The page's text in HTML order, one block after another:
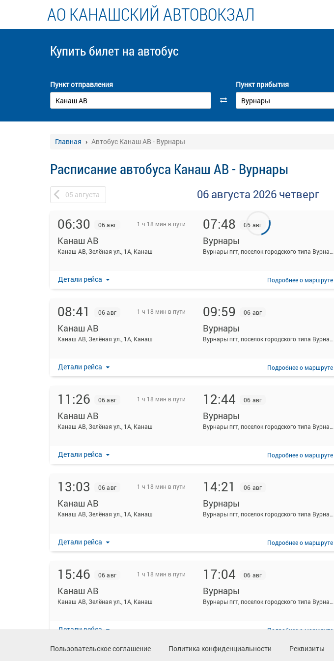
АО КАНАШСКИЙ АВТОВОКЗАЛ
Купить билет на автобус
Пункт отправления Пункт прибытия
Главная Автобус Канаш АВ - Вурнары
Расписание автобуса Канаш АВ - Вурнары
05 августа 06 августа 2026 четверг
06:30 06 авг 1 ч 18 мин в пути
Канаш АВ
Канаш АВ, Зелёная ул., 1А, Канаш
07:48 06 авг
Вурнары
Вурнары пгт, поселок городского типа Вурнары, Россия
Детали рейса Подробнеео маршруте
08:41 06 авг 1 ч 18 мин в пути
Канаш АВ
Канаш АВ, Зелёная ул., 1А, Канаш
09:59 06 авг
Вурнары
Вурнары пгт, поселок городского типа Вурнары, Россия
Детали рейса Подробнеео маршруте
11:26 06 авг 1 ч 18 мин в пути
Канаш АВ
Канаш АВ, Зелёная ул., 1А, Канаш
12:44 06 авг
Вурнары
Вурнары пгт, поселок городского типа Вурнары, Россия
Детали рейса Подробнеео маршруте
13:03 06 авг 1 ч 18 мин в пути
Канаш АВ
Канаш АВ, Зелёная ул., 1А, Канаш
14:21 06 авг
Вурнары
Вурнары пгт, поселок городского типа Вурнары, Россия
Детали рейса Подробнеео маршруте
15:46 06 авг 1 ч 18 мин в пути
Канаш АВ
Канаш АВ, Зелёная ул., 1А, Канаш
17:04 06 авг
Вурнары
Вурнары пгт, поселок городского типа Вурнары, Россия
Детали рейса Подробнеео маршруте
Пользовательское соглашение Политика конфиденциальности
Реквизиты